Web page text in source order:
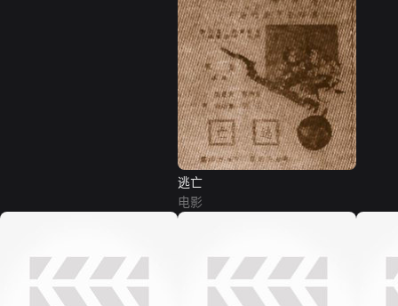
逃亡
电影